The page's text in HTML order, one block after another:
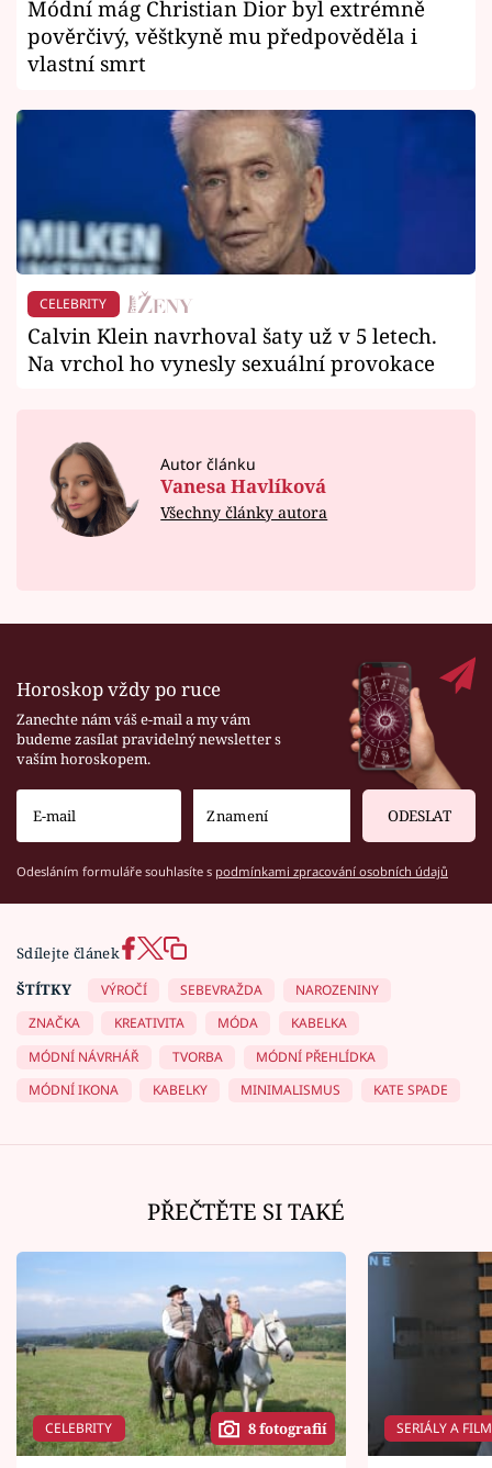
Módní mág Christian Dior byl extrémně
pověrčivý, věštkyně mu předpověděla i
vlastní smrt
CELEBRITY
Calvin Klein navrhoval šaty už v 5 letech.
Na vrchol ho vynesly sexuální provokace
Autor článku
Vanesa Havlíková
Všechny články autora
Horoskop vždy po ruce
Zanechte nám váš e-mail a my vám
budeme zasílat pravidelný newsletter s
vaším horoskopem.
ODESLAT
Odesláním formuláře souhlasíte s podmínkami zpracování osobních údajů
Sdílejte článek
ŠTÍTKY
VÝROČÍ SEBEVRAŽDA
NAROZENINY
ZNAČKA
KREATIVITA MÓDA
KABELKA
MÓDNÍ NÁVRHÁŘ
TVORBA
MÓDNÍ PŘEHLÍDKA
MÓDNÍ IKONA
KABELKY MINIMALISMUS KATE SPADE
PŘEČTĚTE SI TAKÉ
CELEBRITY 8 fotografií SERIÁLY A